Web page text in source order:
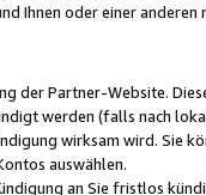
Ihnen oder einer
Partner-Website.
werden (falls nach
wirksam wird. Sie
auswählen.
an Sie fristlos